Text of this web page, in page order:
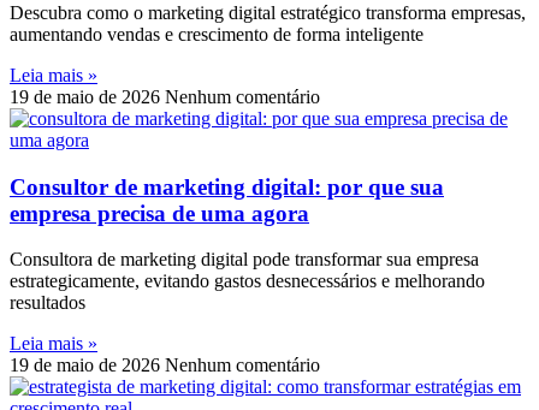
Descubra como o marketing digital estratégico transforma empresas,
aumentando vendas e crescimento de forma inteligente
Leia mais »
19 de maio de 2026 Nenhum comentário
Consultor de marketing digital: por que sua
empresa precisa de uma agora
Consultora de marketing digital pode transformar sua empresa
estrategicamente, evitando gastos desnecessários e melhorando
resultados
Leia mais »
19 de maio de 2026 Nenhum comentário